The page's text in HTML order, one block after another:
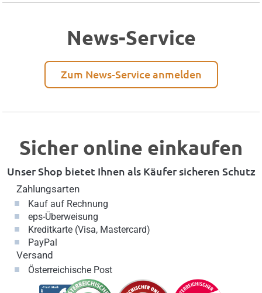
News-Service
Zum News-Service anmelden
Sicher online einkaufen
Unser Shop bietet Ihnen als Käufer sicheren Schutz
Zahlungsarten
Kauf auf Rechnung
eps-Überweisung
Kreditkarte (Visa, Mastercard)
PayPal
Versand
Österreichische Post